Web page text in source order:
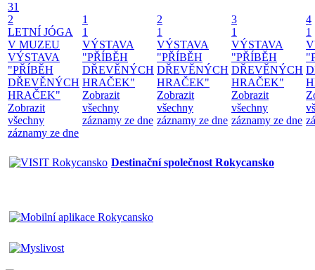
31
2
LETNÍ JÓGA
V MUZEU
VÝSTAVA
"PŘÍBĚH
DŘEVĚNÝCH
HRAČEK"
Zobrazit
všechny
záznamy ze dne
1
1
VÝSTAVA
"PŘÍBĚH
DŘEVĚNÝCH
HRAČEK"
Zobrazit
všechny
záznamy ze dne
2
1
VÝSTAVA
"PŘÍBĚH
DŘEVĚNÝCH
HRAČEK"
Zobrazit
všechny
záznamy ze dne
3
1
VÝSTAVA
"PŘÍBĚH
DŘEVĚNÝCH
HRAČEK"
Zobrazit
všechny
záznamy ze dne
4
1
Destinační společnost Rokycansko